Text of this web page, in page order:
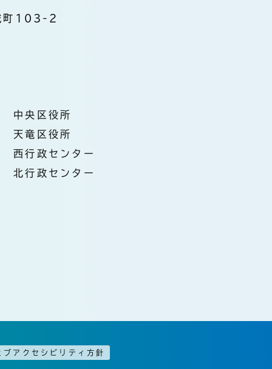
町103-2
中央区役所
天竜区役所
西行政センター
北行政センター
ブアクセシビリティ方針